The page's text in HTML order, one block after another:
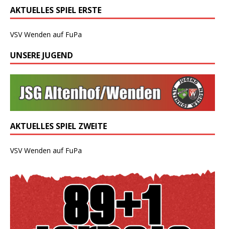
AKTUELLES SPIEL ERSTE
VSV Wenden auf FuPa
UNSERE JUGEND
AKTUELLES SPIEL ZWEITE
VSV Wenden auf FuPa